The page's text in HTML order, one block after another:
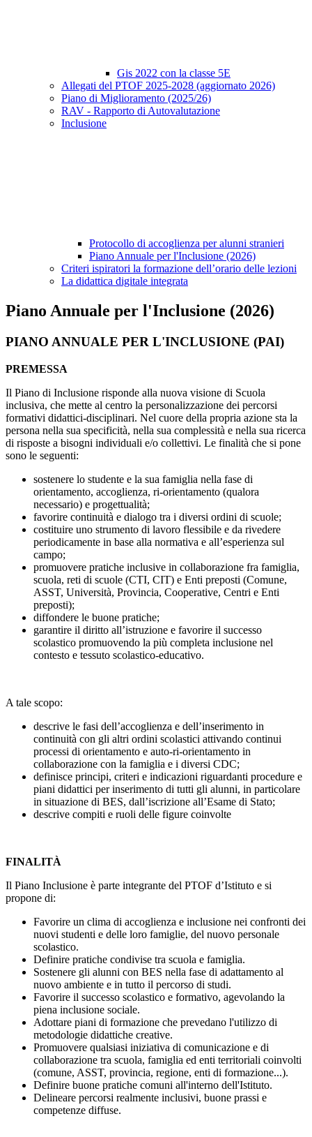
Gis 2022 con la classe 5E
Allegati del PTOF 2025-2028 (aggiornato 2026)
Piano di Miglioramento (2025/26)
RAV - Rapporto di Autovalutazione
Inclusione
Protocollo di accoglienza per alunni stranieri
Piano Annuale per l'Inclusione (2026)
Criteri ispiratori la formazione dell’orario delle lezioni
La didattica digitale integrata
Piano Annuale per l'Inclusione (2026)
PIANO ANNUALE PER L'INCLUSIONE (PAI)
PREMESSA
Il Piano di Inclusione risponde alla nuova visione di Scuola
inclusiva, che mette al centro la personalizzazione dei percorsi
formativi didattici-disciplinari. Nel cuore della propria azione sta la
persona nella sua specificità, nella sua complessità e nella sua ricerca
di risposte a bisogni individuali e/o collettivi. Le finalità che si pone
sono le seguenti:
sostenere lo studente e la sua famiglia nella fase di
orientamento, accoglienza, ri-orientamento (qualora
necessario) e progettualità;
favorire continuità e dialogo tra i diversi ordini di scuole;
costituire uno strumento di lavoro flessibile e da rivedere
periodicamente in base alla normativa e all’esperienza sul
campo;
promuovere pratiche inclusive in collaborazione fra famiglia,
scuola, reti di scuole (CTI, CIT) e Enti preposti (Comune,
ASST, Università, Provincia, Cooperative, Centri e Enti
preposti);
diffondere le buone pratiche;
garantire il diritto all’istruzione e favorire il successo
scolastico promuovendo la più completa inclusione nel
contesto e tessuto scolastico-educativo.
A tale scopo:
descrive le fasi dell’accoglienza e dell’inserimento in
continuità con gli altri ordini scolastici attivando continui
processi di orientamento e auto-ri-orientamento in
collaborazione con la famiglia e i diversi CDC;
definisce principi, criteri e indicazioni riguardanti procedure e
piani didattici per inserimento di tutti gli alunni, in particolare
in situazione di BES, dall’iscrizione all’Esame di Stato;
descrive compiti e ruoli delle figure coinvolte
FINALITÀ
Il Piano Inclusione è parte integrante del PTOF d’Istituto e si
propone di:
Favorire un clima di accoglienza e inclusione nei confronti dei
nuovi studenti e delle loro famiglie, del nuovo personale
scolastico.
Definire pratiche condivise tra scuola e famiglia.
Sostenere gli alunni con BES nella fase di adattamento al
nuovo ambiente e in tutto il percorso di studi.
Favorire il successo scolastico e formativo, agevolando la
piena inclusione sociale.
Adottare piani di formazione che prevedano l'utilizzo di
metodologie didattiche creative.
Promuovere qualsiasi iniziativa di comunicazione e di
collaborazione tra scuola, famiglia ed enti territoriali coinvolti
(comune, ASST, provincia, regione, enti di formazione...).
Definire buone pratiche comuni all'interno dell'Istituto.
Delineare percorsi realmente inclusivi, buone prassi e
competenze diffuse.